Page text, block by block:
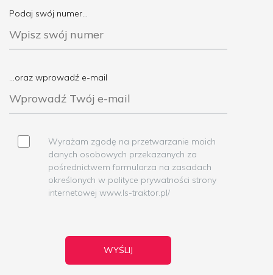
Podaj swój numer...
...oraz wprowadź e-mail
Wyrażam zgodę na przetwarzanie moich
danych osobowych przekazanych za
pośrednictwem formularza na zasadach
określonych w polityce prywatności strony
internetowej www.ls-traktor.pl/